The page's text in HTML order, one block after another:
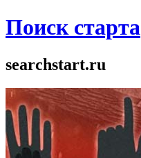
Поиск старта
searchstart.ru